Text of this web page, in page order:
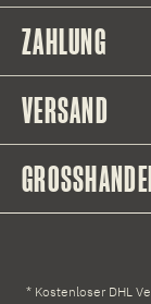
ZAHLUNG
VERSAND
GROSSHANDEL
* Kostenloser DHL